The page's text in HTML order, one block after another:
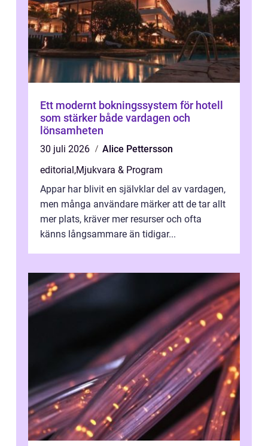
Ett modernt bokningssystem för hotell
som stärker både vardagen och
lönsamheten
30 juli 2026
Alice Pettersson
editorial,Mjukvara & Program
Appar har blivit en självklar del av vardagen,
men många användare märker att de tar allt
mer plats, kräver mer resurser och ofta
känns långsammare än tidigar...